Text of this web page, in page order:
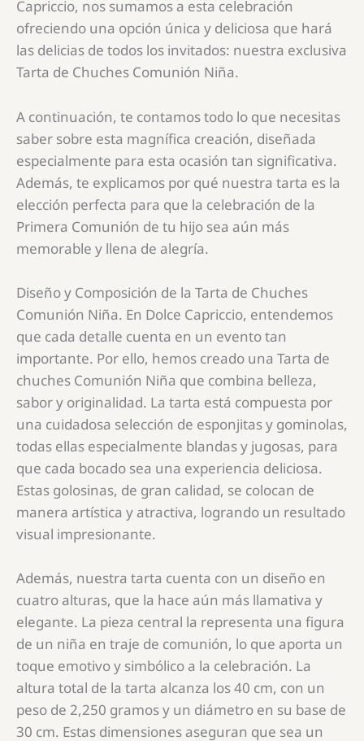
Capriccio, nos sumamos a esta celebración
ofreciendo una opción única y deliciosa que hará
las delicias de todos los invitados: nuestra exclusiva
Tarta de Chuches Comunión Niña.
A continuación, te contamos todo lo que necesitas
saber sobre esta magnífica creación, diseñada
especialmente para esta ocasión tan significativa.
Además, te explicamos por qué nuestra tarta es la
elección perfecta para que la celebración de la
Primera Comunión de tu hijo sea aún más
memorable y llena de alegría.
Diseño y Composición de la Tarta de Chuches
Comunión Niña. En Dolce Capriccio, entendemos
que cada detalle cuenta en un evento tan
importante. Por ello, hemos creado una Tarta de
chuches Comunión Niña que combina belleza,
sabor y originalidad. La tarta está compuesta por
una cuidadosa selección de esponjitas y gominolas,
todas ellas especialmente blandas y jugosas, para
que cada bocado sea una experiencia deliciosa.
Estas golosinas, de gran calidad, se colocan de
manera artística y atractiva, logrando un resultado
visual impresionante.
Además, nuestra tarta cuenta con un diseño en
cuatro alturas, que la hace aún más llamativa y
elegante. La pieza central la representa una figura
de un niña en traje de comunión, lo que aporta un
toque emotivo y simbólico a la celebración. La
altura total de la tarta alcanza los 40 cm, con un
peso de 2,250 gramos y un diámetro en su base de
30 cm. Estas dimensiones aseguran que sea un